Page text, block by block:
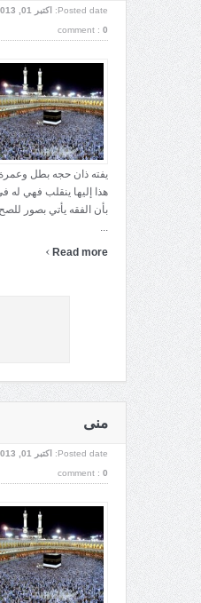
Posted date: اکتبر 01, 2013
comment : 0
يفته ذان حجه بطل
هذا إليها ينقلب فهي له
بأن الفقه يأتي بصور
...
Read more
›
منى
Posted date: اکتبر 01, 2013
comment : 0